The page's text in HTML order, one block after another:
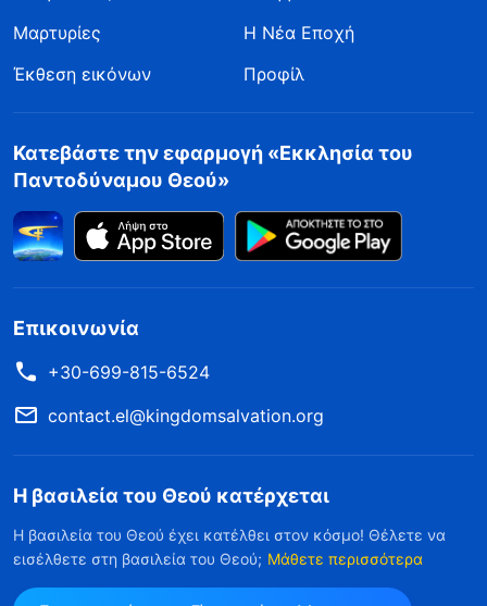
Μαρτυρίες
Η Νέα Εποχή
Έκθεση εικόνων
Προφίλ
Κατεβάστε την εφαρμογή «Εκκλησία του
Παντοδύναμου Θεού»
Επικοινωνία
+30-699-815-6524
contact.el@kingdomsalvation.org
Η βασιλεία του Θεού κατέρχεται
Η βασιλεία του Θεού έχει κατέλθει στον κόσμο! Θέλετε να
εισέλθετε στη βασιλεία του Θεού; Μάθετε περισσότερα